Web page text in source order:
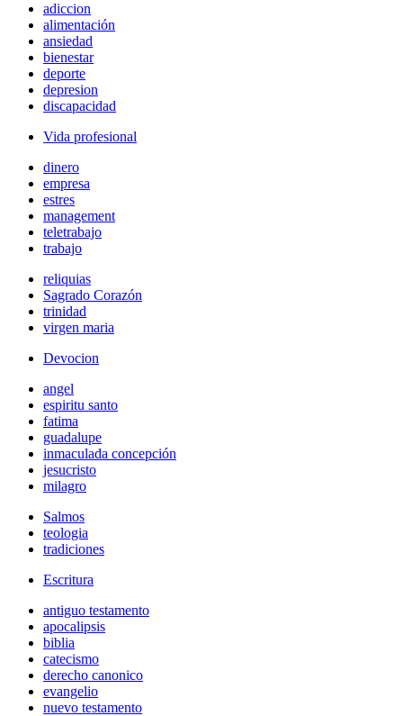
adiccion
alimentación
ansiedad
bienestar
deporte
depresion
discapacidad
Vida profesional
dinero
empresa
estres
management
teletrabajo
trabajo
reliquias
Sagrado Corazón
trinidad
virgen maria
Devocion
angel
espiritu santo
fatima
guadalupe
inmaculada concepción
jesucristo
milagro
Salmos
teologia
tradiciones
Escritura
antiguo testamento
apocalipsis
biblia
catecismo
derecho canonico
evangelio
nuevo testamento